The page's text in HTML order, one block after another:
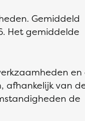
Gemiddeld
Het gemiddelde
en
afhankelijk van
de